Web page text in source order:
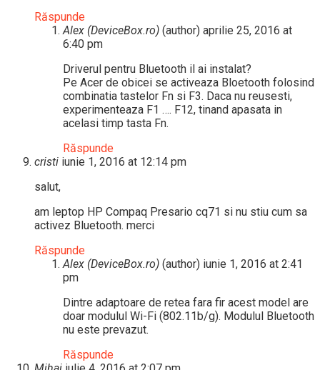
Răspunde
Alex (DeviceBox.ro) (author) aprilie 25, 2016 at
6:40 pm
Driverul pentru Bluetooth il ai instalat?
Pe Acer de obicei se activeaza Bloetooth folosind
combinatia tastelor Fn si F3. Daca nu reusesti,
experimenteaza F1 …. F12, tinand apasata in
acelasi timp tasta Fn.
Răspunde
cristi iunie 1, 2016 at 12:14 pm
salut,
am leptop HP Compaq Presario cq71 si nu stiu cum sa
activez Bluetooth. merci
Răspunde
Alex (DeviceBox.ro) (author) iunie 1, 2016 at 2:41
pm
Dintre adaptoare de retea fara fir acest model are
doar modulul Wi-Fi (802.11b/g). Modulul Bluetooth
nu este prevazut.
Răspunde